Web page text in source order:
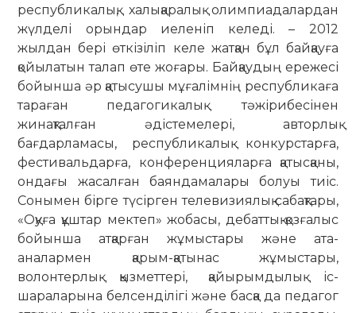
республикалық, халықаралық олимпиадалардан
жүлделі орындар иеленіп келеді. – 2012
жылдан бері өткізіліп келе жатқан бұл байқауға
қойылатын талап өте жоғары. Байқаудың ережесі
бойынша әр қатысушы мұғалімнің республикаға
тараған педагогикалық тәжірибесінен
жинақталған әдістемелері, авторлық
бағдарламасы, республикалық конкурстарға,
фестивальдарға, конференцияларға қатысқаны,
ондағы жасалған баяндамалары болуы тиіс.
Сонымен бірге түсірген телевизиялық сабақтары,
«Оқуға құштар мектеп» жобасы, дебаттық қозғалыс
бойынша атқарған жұмыстары және ата-
аналармен қарым-қатынас жұмыстары,
волонтерлық қызметтері, қайырымдылық іс-
шараларына белсенділігі және басқа да педагог